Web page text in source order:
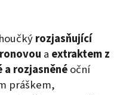
rozjasňující
a extraktem z
rozjasněnéoční
práškem,